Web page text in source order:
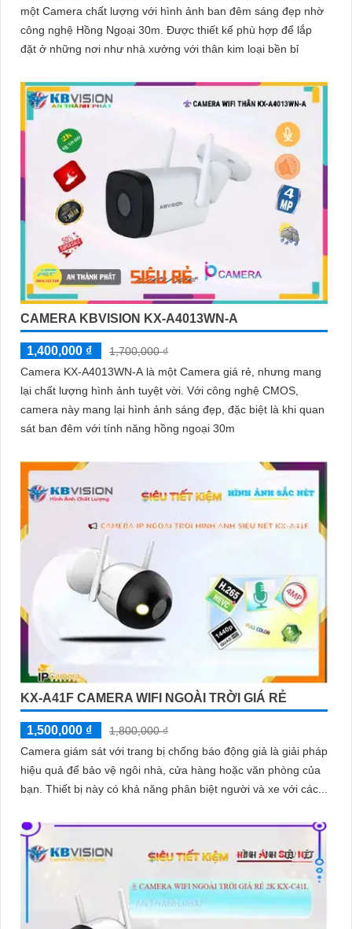
một Camera chất lượng với hình ảnh ban đêm sáng đẹp nhờ
công nghệ Hồng Ngoại 30m. Được thiết kế phù hợp để lắp
đặt ở những nơi như nhà xưởng với thân kim loại bền bỉ
CAMERA KBVISION KX-A4013WN-A
1,400,000 ₫
1,700,000 ₫
Camera KX-A4013WN-A là một Camera giá rẻ, nhưng mang
lại chất lượng hình ảnh tuyệt vời. Với công nghệ CMOS,
camera này mang lại hình ảnh sáng đẹp, đặc biệt là khi quan
sát ban đêm với tính năng hồng ngoại 30m
KX-A41F CAMERA WIFI NGOÀI TRỜI GIÁ RẺ
1,500,000 ₫
1,800,000 ₫
Camera giám sát với trang bị chống báo động giả là giải pháp
hiệu quả để bảo vệ ngôi nhà, cửa hàng hoặc văn phòng của
bạn. Thiết bị này có khả năng phân biệt người và xe với các...